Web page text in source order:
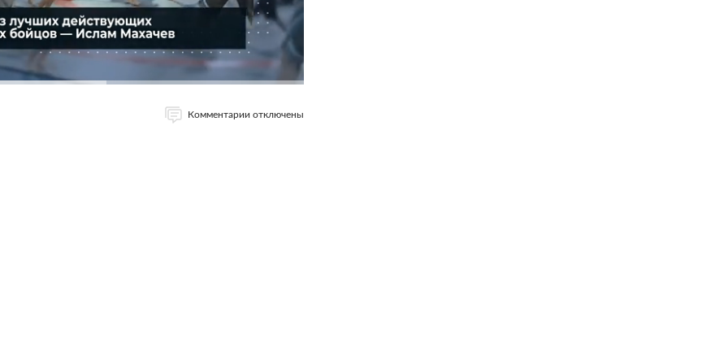
Комментарии отключены